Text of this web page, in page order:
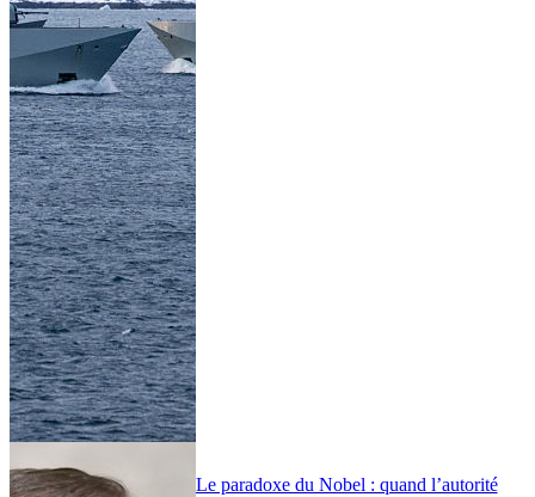
Le paradoxe du Nobel : quand l’autorité